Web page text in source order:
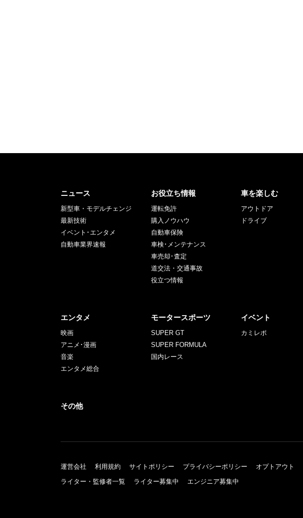
ニュース
新型車・モデルチェンジ
最新技術
イベント･エンタメ
自動車業界速報
お役立ち情報
運転免許
購入ノウハウ
自動車保険
車検･メンテナンス
車売却･査定
道交法・交通事故
役立つ情報
車を楽しむ
アウトドア
ドライブ
エンタメ
映画
アニメ･漫画
音楽
エンタメ総合
モータースポーツ
SUPER GT
SUPER FORMULA
国内レース
イベント
カミレポ
その他
運営会社 利用規約 サイトポリシー プライバシーポリシー オプトアウト
ライター・監修者一覧
ライター募集中 エンジニア募集中